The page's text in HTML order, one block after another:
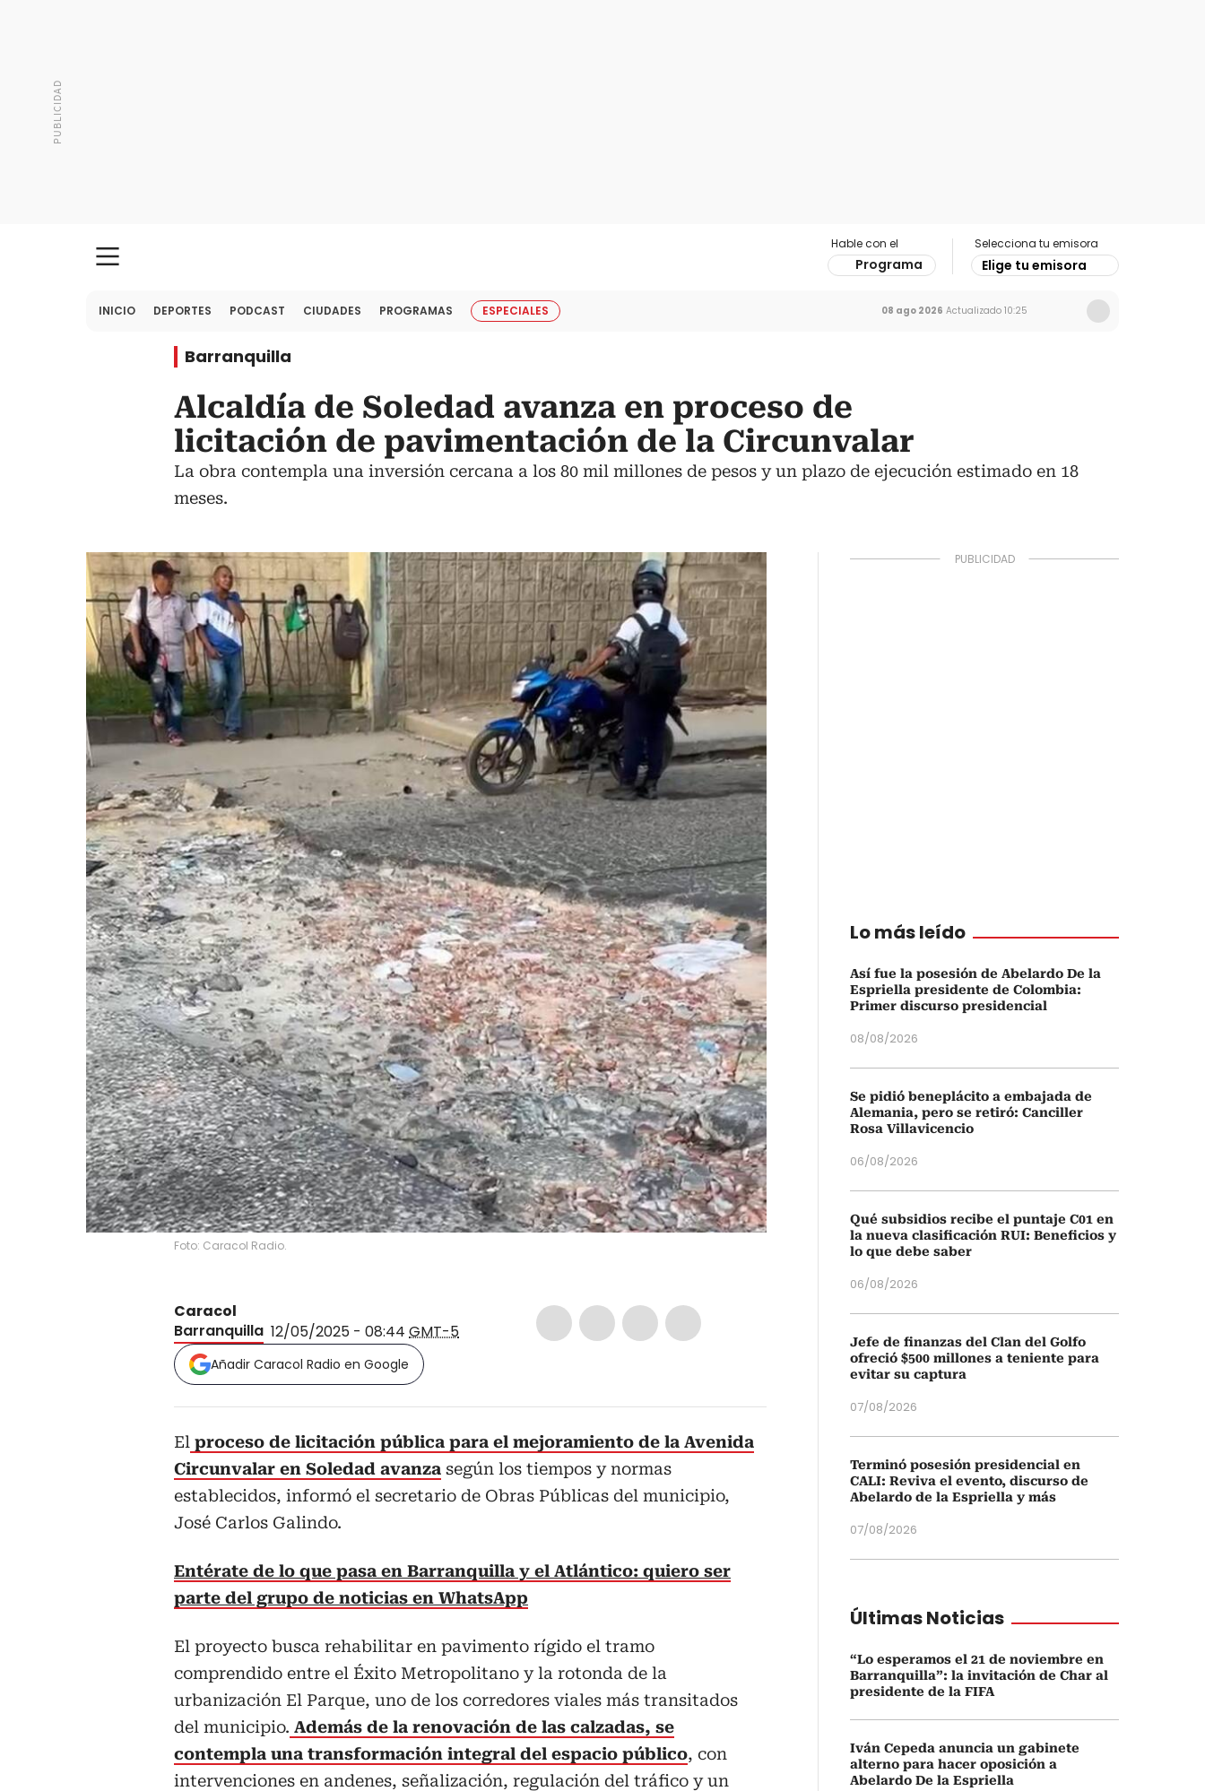
Hable con el
Programa
Selecciona tu emisora
Elige tu emisora
INICIO DEPORTES PODCAST CIUDADES PROGRAMAS ESPECIALES 08 ago 2026 Actualizado 10:25
Barranquilla
Alcaldía de Soledad avanza en proceso de
licitación de pavimentación de la Circunvalar
La obra contempla una inversión cercana a los 80 mil millones de pesos y un plazo de ejecución estimado en 18
meses.
Foto: Caracol Radio.
Caracol
Barranquilla 12/05/2025 - 08:44 GMT-5
Añadir Caracol Radio en Google
El proceso de licitación pública para el mejoramiento de la Avenida
Circunvalar en Soledad avanza según los tiempos y normas
establecidos, informó el secretario de Obras Públicas del municipio,
José Carlos Galindo.
Entérate de lo que pasa en Barranquilla y el Atlántico: quiero ser
parte del grupo de noticias en WhatsApp
El proyecto busca rehabilitar en pavimento rígido el tramo
comprendido entre el Éxito Metropolitano y la rotonda de la
urbanización El Parque, uno de los corredores viales más transitados
del municipio. Además de la renovación de las calzadas, se
contempla una transformación integral del espacio público, con
intervenciones en andenes, señalización, regulación del tráfico y un
Lo más leído
Así fue la posesión de Abelardo De la
Espriella presidente de Colombia:
Primer discurso presidencial
08/08/2026
Se pidió beneplácito a embajada de
Alemania, pero se retiró: Canciller
Rosa Villavicencio
06/08/2026
Qué subsidios recibe el puntaje C01 en
la nueva clasificación RUI: Beneficios y
lo que debe saber
06/08/2026
Jefe de finanzas del Clan del Golfo
ofreció $500 millones a teniente para
evitar su captura
07/08/2026
Terminó posesión presidencial en
CALI: Reviva el evento, discurso de
Abelardo de la Espriella y más
07/08/2026
Últimas Noticias
“Lo esperamos el 21 de noviembre en
Barranquilla”: la invitación de Char al
presidente de la FIFA
Iván Cepeda anuncia un gabinete
alterno para hacer oposición a
Abelardo De la Espriella